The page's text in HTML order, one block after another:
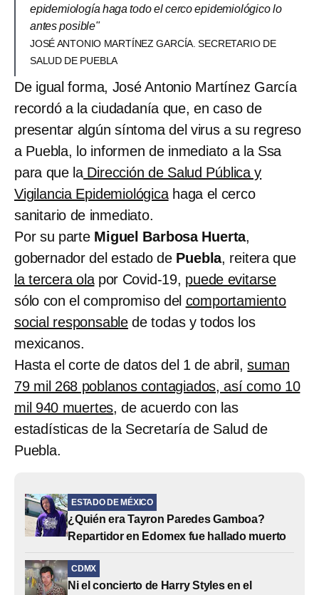
epidemiología haga todo el cerco epidemiológico lo
antes posible"
JOSÉ ANTONIO MARTÍNEZ GARCÍA. SECRETARIO DE
SALUD DE PUEBLA
De igual forma, José Antonio Martínez García
recordó a la ciudadanía que, en caso de
presentar algún síntoma del virus a su regreso
a Puebla, lo informen de inmediato a la Ssa
para que la Dirección de Salud Pública y
Vigilancia Epidemiológicahaga el cerco
sanitario de inmediato.
Por su parte Miguel Barbosa Huerta,
gobernador del estado de Puebla, reitera que
la tercera olapor Covid-19, puede evitarse
sólo con el compromiso del comportamiento
social responsable de todas y todos los
mexicanos.
Hasta el corte de datos del 1 de abril,suman
79 mil 268 poblanos contagiados, así como 10
mil 940 muertes, de acuerdo con las
estadísticas de la Secretaría de Salud de
Puebla.
ESTADO DE MÉXICO
¿Quién era Tayron Paredes Gamboa?
Repartidor en Edomex fue hallado muerto
CDMX
Ni el concierto de Harry Styles en el